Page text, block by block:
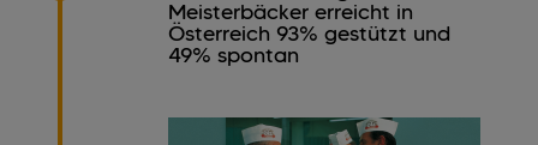
Meisterbäcker erreicht in
Österreich 93% gestützt und
49% spontan